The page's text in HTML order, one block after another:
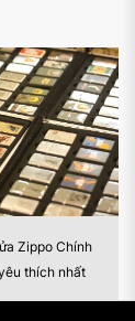
liệu cao
mẫu mã
từ cổ điển
cá nhân.
với cơ chế
giúp bạn
Vũ Anh
Bật Lửa